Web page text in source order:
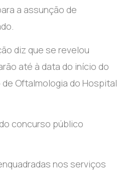
a assunção de
diz que se revelou
até à data do início do
Oftalmologia do Hospital
concurso público
nos serviços